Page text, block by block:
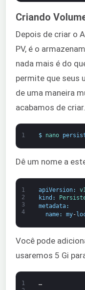
Criando
Depois de criar o
PV, é o
nada mais é do
permite que seus
de uma maneira
acabamos de
1 $ nano
Dê um nome a
1
2
3
4
apiVersion:
v1
kind :
metadata:
name: my-
Você pode
usaremos 5 Gi
1
…